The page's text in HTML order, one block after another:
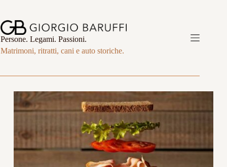
contenuto
Persone. Legami. Passioni.
Matrimoni, ritratti, cani e auto storiche.